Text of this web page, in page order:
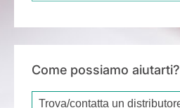
Come possiamo aiutarti?
Type of request*